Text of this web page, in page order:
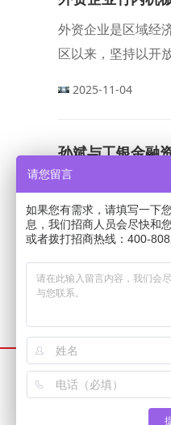
外资企业是区域经
区以来，坚持以开
2025-11-04
孙斌与工银金融
济南新旧动能转换
科技资源富集，产
2025-12-02
«
请您留言
如果您有需求，请填写一下
息，我们招商人员会尽快和
或者拨打招商热线：400-